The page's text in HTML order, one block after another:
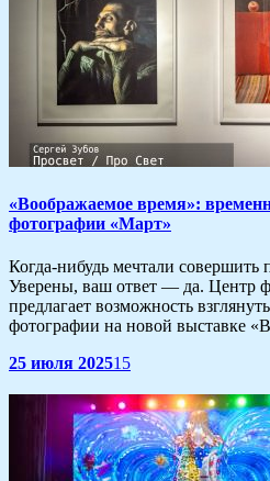
«Воображаемое время»:
фотографии «Март»
Когда-нибудь мечтали совершить
Уверены, ваш ответ — да. Центр
предлагает возможность
фотографии на новой выставке
25 июля 202515